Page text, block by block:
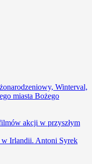
Winterval,
miasta Bożego
akcji w przyszłym
w Irlandii. Antoni Syrek